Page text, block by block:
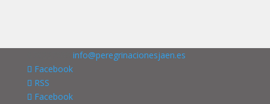
info@peregrinacionesjaen.es
Facebook
RSS
Facebook